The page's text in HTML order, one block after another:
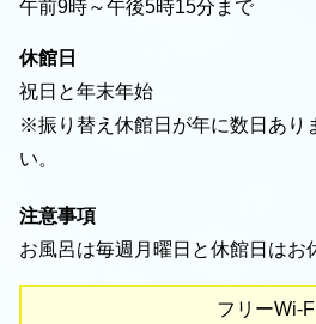
午前9時～午後5時15分まで
休館日
祝日と年末年始
※振り替え休館日が年に数日あり
い。
注意事項
お風呂は毎週月曜日と休館日はお
フリーWi-